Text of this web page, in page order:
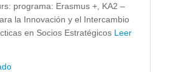
programa: Erasmus +, KA2 –
la Innovación y el Intercambio
en Socios Estratégicos Leer